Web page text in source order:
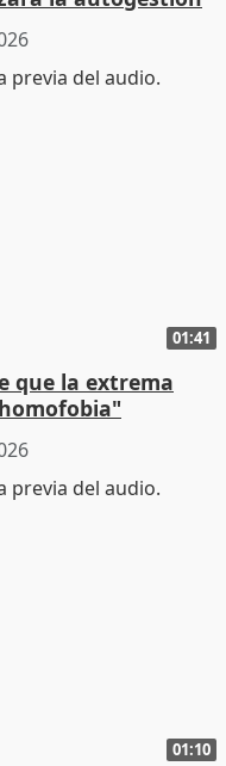
01:41
que la extrema
01:10